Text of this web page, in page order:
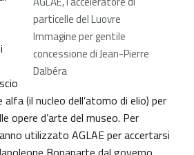
particelle del Luovre
Immagine per gentile
concessione di Jean-Pierre
Dalbéra
(il nucleo dell’atomo di elio) per
opere d’arte del museo. Per
utilizzato AGLAE per accertarsi